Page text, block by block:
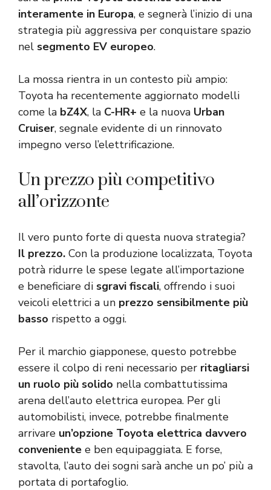
interamente in Europa, e segnerà l’inizio di una
strategia più aggressiva per conquistare spazio
nel segmento EV europeo.
La mossa rientra in un contesto più ampio:
Toyota ha recentemente aggiornato modelli
come la bZ4X, la C-HR+ e la nuova Urban
Cruiser, segnale evidente di un rinnovato
impegno verso l’elettrificazione.
Un prezzo più competitivo
all’orizzonte
Il vero punto forte di questa nuova strategia?
Il prezzo. Con la produzione localizzata, Toyota
potrà ridurre le spese legate all’importazione
e beneficiare di sgravi fiscali, offrendo i suoi
veicoli elettrici a un prezzo sensibilmente più
basso rispetto a oggi.
Per il marchio giapponese, questo potrebbe
essere il colpo di reni necessario per ritagliarsi
un ruolo più solido nella combattutissima
arena dell’auto elettrica europea. Per gli
automobilisti, invece, potrebbe finalmente
arrivare un’opzione Toyota elettrica davvero
conveniente e ben equipaggiata. E forse,
stavolta, l’auto dei sogni sarà anche un po’ più a
portata di portafoglio.